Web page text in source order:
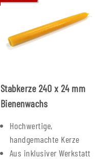
Stabkerze 240 x 24 mm
Bienenwachs
Hochwertige,
handgemachte Kerze
Aus inklusiver Werkstatt